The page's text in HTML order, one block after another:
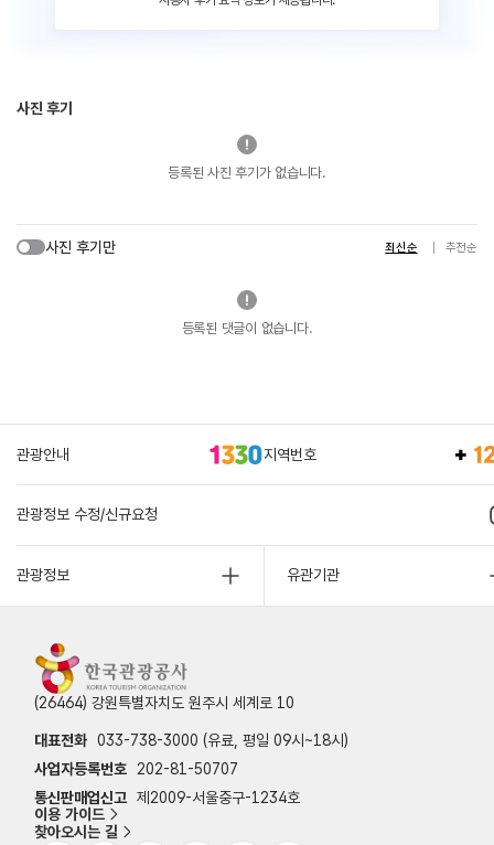
사진 후기
등록된 사진 후기가 없습니다.
사진 후기만 최신순 추천순
등록된 댓글이 없습니다.
관광안내 지역번호
관광정보 수정/신규요청
관광정보 유관기관
(26464) 강원특별자치도 원주시 세계로 10
대표전화 033-738-3000 (유료, 평일 09시~18시)
사업자등록번호
202-81-50707
통신판매업신고 제2009-서울중구-1234호
이용 가이드
찾아오시는 길